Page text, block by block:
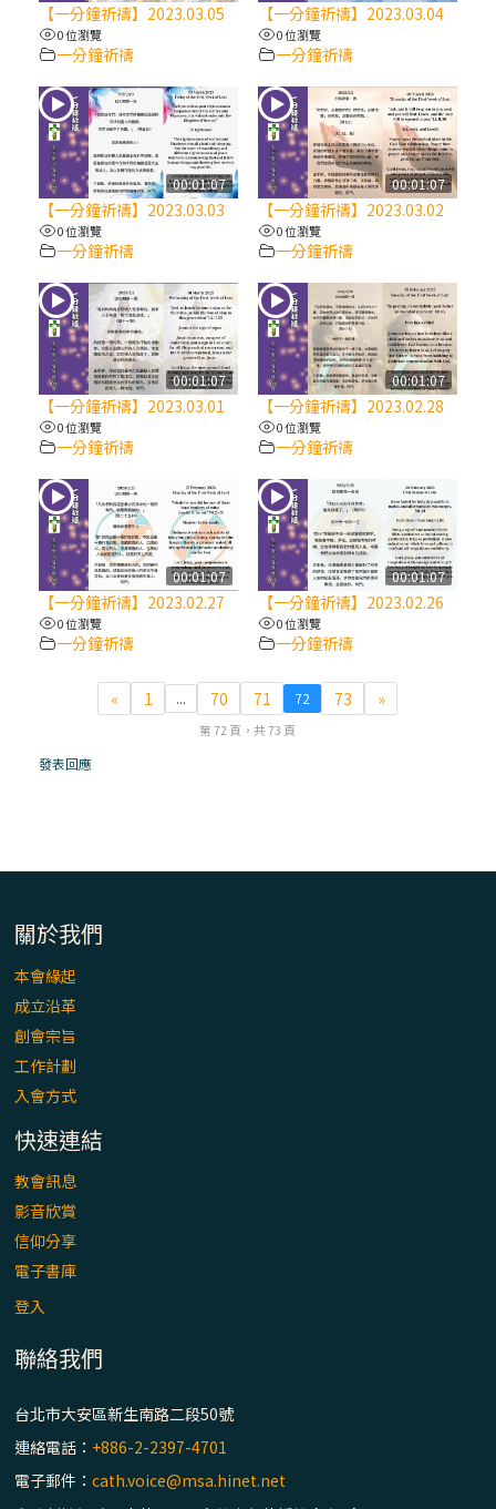
【信仰之旅】第八集：「耶穌為什麼降生到
人世」—高樂祈修女
2025/10/10【萬物讚頌頌歌 – 太陽與生態音
樂會】紀念聖方濟與已逝教宗方濟各（中）
2025/10/10【萬物讚頌頌歌 – 太陽與生態音
樂會】紀念聖方濟與已逝教宗方濟各（下）
2025/10/10【萬物讚頌頌歌 – 太陽與生態音
樂會】紀念聖方濟與已逝教宗方濟各（上）
(9完結)黃敏正主教帶你做【將臨期避靜】—
匝凱的「新生命」：利他與內化
降生成人與人同在＝「厄瑪努爾」
(7)黃敏正主教帶你做【將臨期避靜】—耶穌
降生人間，需要人的「接納」
(6)黃敏正主教帶你做【將臨期避靜】—「馬
(5)黃敏正主教帶你做【將臨期避靜】—「福
主教座堂(下)
「禧年 來~」第十四集：續談《在希望中得
救》通諭中的「希望」 / 花蓮美崙進教之佑
【一分鐘祈禱】2023.03.05
0 位瀏覽
一分鐘祈禱
【一分鐘祈禱】2023.03.04
0 位瀏覽
一分鐘祈禱
00:01:07
【一分鐘祈禱】2023.03.03
0 位瀏覽
一分鐘祈禱
00:01:07
【一分鐘祈禱】2023.03.02
0 位瀏覽
一分鐘祈禱
00:01:07
【一分鐘祈禱】2023.03.01
0 位瀏覽
一分鐘祈禱
00:01:07
【一分鐘祈禱】2023.02.28
0 位瀏覽
一分鐘祈禱
00:01:07
【一分鐘祈禱】2023.02.27
0 位瀏覽
一分鐘祈禱
00:01:07
【一分鐘祈禱】2023.02.26
0 位瀏覽
一分鐘祈禱
« 1 ... 70 71 72 73 »
第 72 頁，共 73 頁
發表回應
關於我們
本會緣起
成立沿革
創會宗旨
工作計劃
入會方式
快速連結
教會訊息
影音欣賞
信仰分享
電子書庫
登入
聯絡我們
台北市大安區新生南路二段50號
連絡電話： +886-2-2397-4701
電子郵件：cath.voice@msa.hinet.net